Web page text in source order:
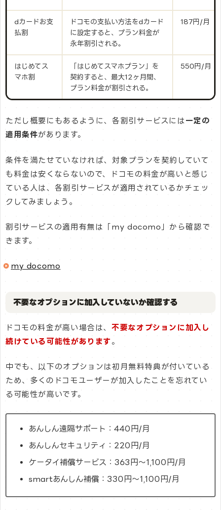
dカードお支
払割
ドコモの支払い方法をdカード
に設定すると、プラン料金が
永年割引される。
187円/月
はじめてス
マホ割
「はじめてスマホプラン」を
契約すると、最大12ヶ月間、
プラン料金が割引される。
550円/月
ただし概要にもあるように、各割引サービスには 一定の
適用条件があります。
条件を満たせていなければ、対象プランを契約していて
も料金は安くならないので、ドコモの料金が高いと感じ
ている人は、各割引サービスが適用されているかチェッ
クしてみましょう。
割引サービスの適用有無は「my docomo」から確認で
きます。
my docomo
不要なオプションに加入していないか確認する
ドコモの料金が高い場合は、不要なオプションに加入し
続けている可能性があります 。
中でも、以下のオプションは初月無料特典が付いている
ため、多くのドコモユーザーが加入したことを忘れてい
る可能性が高いです。
あんしん遠隔サポート：440円/月
あんしんセキュリティ：220円/月
ケータイ補償サービス：363円～1,100円/月
smartあんしん補償：330円～1,100円/月